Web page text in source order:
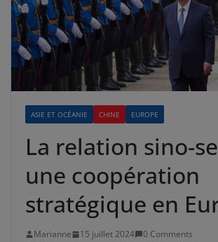
ASIE ET OCÉANIE CHINE EUROPE
La relation sino-
une coopération
stratégique en
Marianne 15 juillet 2024
0 Comments